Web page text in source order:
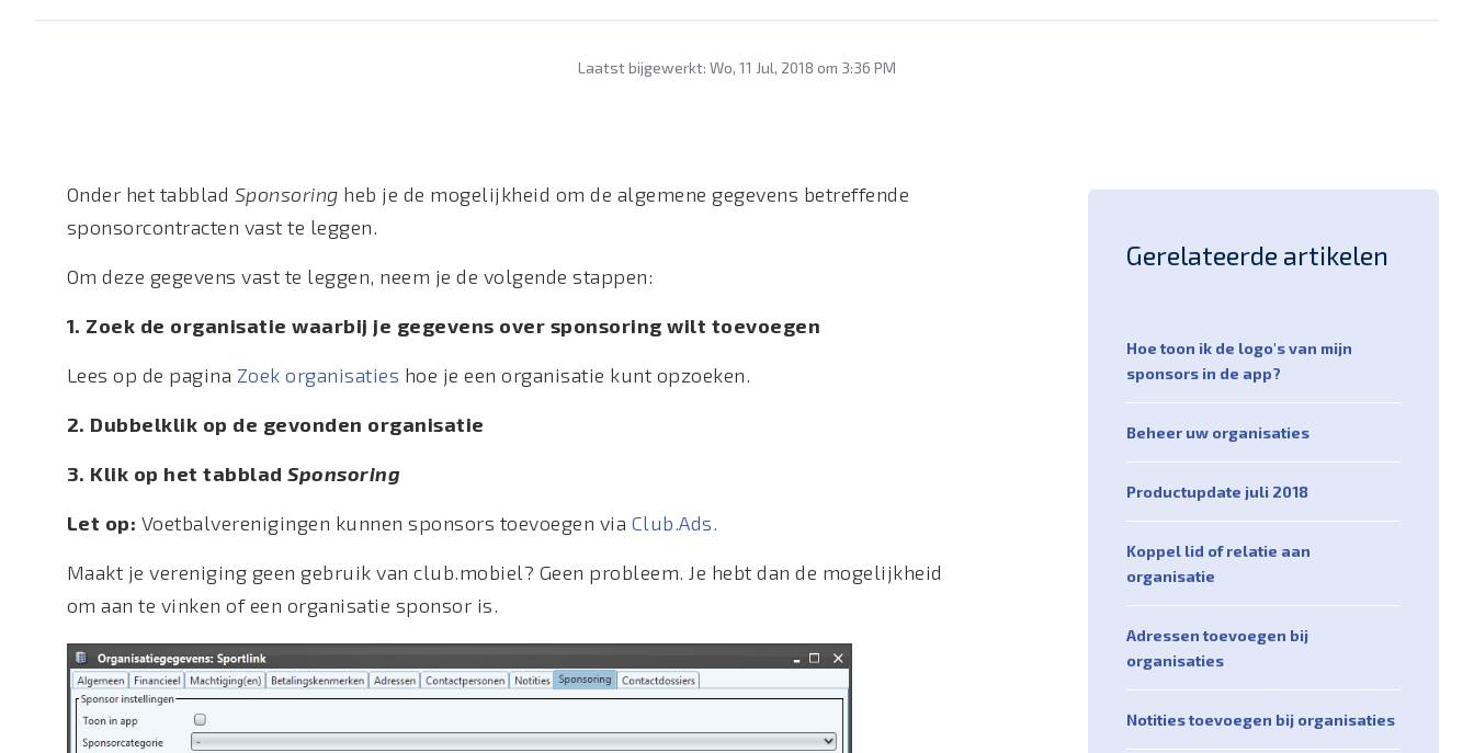
Laatst bijgewerkt: Wo, 11 Jul, 2018 om 3:36 PM
Onder het tabblad Sponsoring heb je de mogelijkheid om de algemene gegevens betreffende
sponsorcontracten vast te leggen.
Om deze gegevens vast te leggen, neem je de volgende stappen:
1. Zoek de organisatie waarbij je gegevens over sponsoring wilt toevoegen
Lees op de pagina Zoek organisaties hoe je een organisatie kunt opzoeken.
2. Dubbelklik op de gevonden organisatie
3. Klik op het tabbladSponsoring
Let op: Voetbalverenigingen kunnen sponsors toevoegen via Club.Ads.
Maakt je vereniging geen gebruik van club.mobiel? Geen probleem. Je hebt dan de mogelijkheid
om aan te vinken of een organisatie sponsor is.
Gerelateerde artikelen
Hoe toon ik de logo's van mijn
sponsors in de app?
Beheer uw organisaties
Productupdate juli 2018
Koppel lid of relatie aan
organisatie
Adressen toevoegen bij
organisaties
Notities toevoegen bij organisaties